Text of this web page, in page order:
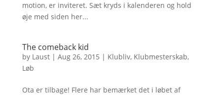
motion, er inviteret. Sæt kryds i kalenderen og hold
øje med siden her...
The comeback kid
by Laust| Aug 26, 2015 | Klubliv, Klubmesterskab,
Løb
Ota er tilbage! Flere har bemærket det i løbet af